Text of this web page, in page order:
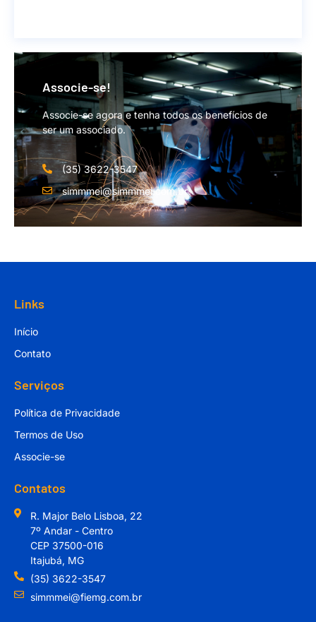
Associe-se!
Associe-se agora e tenha todos os benefícios de
ser um associado.
(35) 3622-3547
simmmei@simmmei.com.br
Links
Início
Contato
Serviços
Política de Privacidade
Termos de Uso
Associe-se
Contatos
R. Major Belo Lisboa, 22
7º Andar - Centro
CEP 37500-016
Itajubá, MG
(35) 3622-3547
simmmei@fiemg.com.br